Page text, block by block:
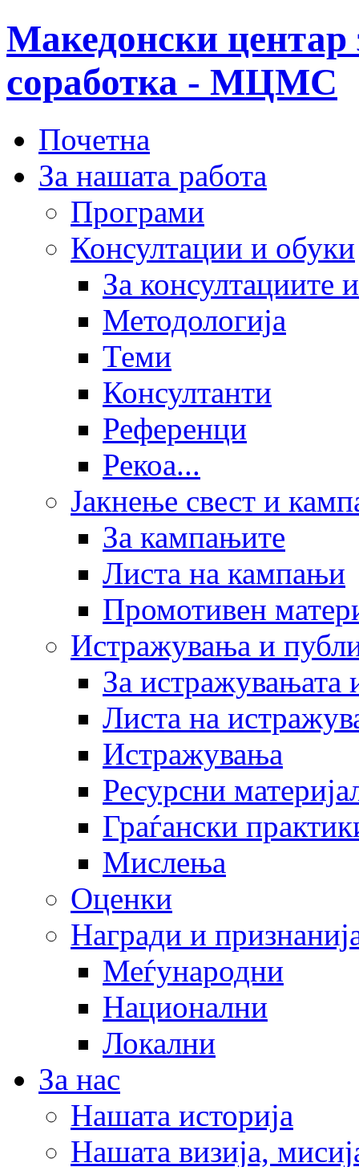
Македонски центар
соработка - МЦМС
Почетна
За нашата работа
Програми
Консултации и обуки
За консултациите
Методологија
Теми
Консултанти
Референци
Рекоа...
Јакнење свест и
За кампањите
Листа на кампањи
Промотивен
Истражувања и
За истражувањата
Листа на
Истражувања
Ресурсни
Граѓански
Мислења
Оценки
Награди и
Меѓународни
Национални
Локални
За нас
Нашата историја
Нашата визија,